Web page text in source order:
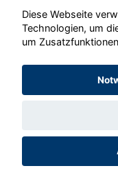
©
Diese Webseite
Technologien, um
um